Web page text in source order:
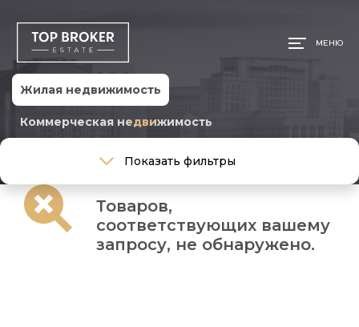
МЕНЮ
Жилая недвижимость
Коммерческая недвижимость
Тип сделки
Тип недвижимости
Тип недвижимости
Показать фильтры
Товаров,
соответствующих вашему
запросу, не обнаружено.